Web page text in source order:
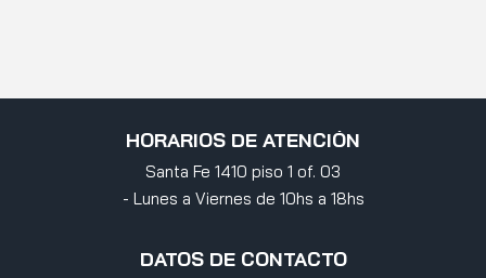
HORARIOS DE ATENCIÓN
Santa Fe 1410 piso 1 of. 03
- Lunes a Viernes de 10hs a 18hs
DATOS DE CONTACTO